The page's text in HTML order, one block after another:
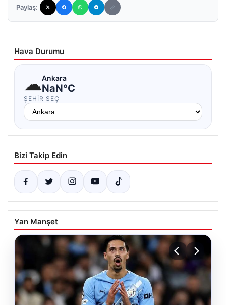
Paylaş:
Hava Durumu
☁Ankara
NaN°C
ŞEHIR SEÇ
Bizi Takip Edin
Yan Manşet